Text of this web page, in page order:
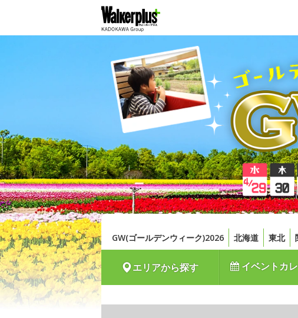
GW(ゴールデンウィーク)2026 北海道 東北
エリアから探す イベントカ